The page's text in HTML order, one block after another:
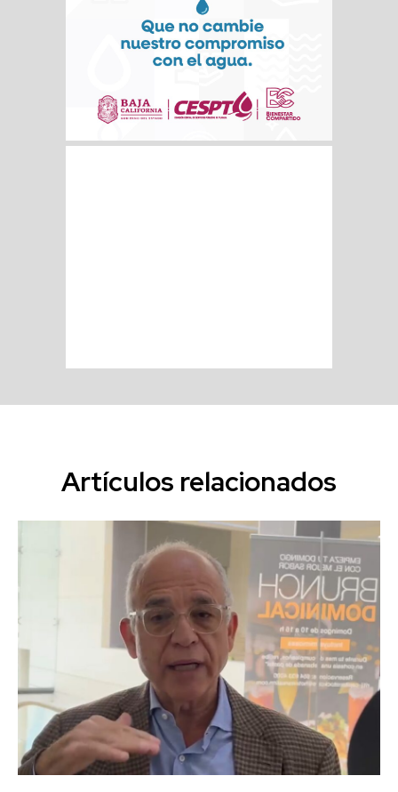
Artículos relacionados